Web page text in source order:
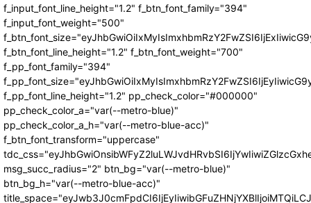
f_input_font_line_height="1.2" f_btn_font_family="394"
f_input_font_weight="500"
f_btn_font_line_height="1.2" f_btn_font_weight="700"
f_pp_font_family="394"
f_pp_font_line_height="1.2" pp_check_color="#000000"
pp_check_color_a="var(--metro-blue)"
pp_check_color_a_h="var(--metro-blue-acc)"
f_btn_font_transform="uppercase"
msg_succ_radius="2" btn_bg="var(--metro-blue)"
btn_bg_h="var(--metro-blue-acc)"